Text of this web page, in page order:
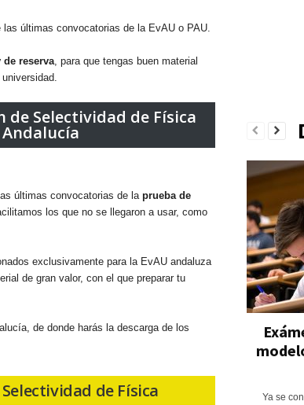
últimas convocatorias de la EvAU o PAU.
reserva, para que tengas buen material
de Selectividad de Física
últimas convocatorias de la prueba de
los que no se llegaron a usar, como
exclusivamente para la EvAU andaluza
de gran valor, con el que preparar tu
de donde harás la descarga de los
de Física
Ya se